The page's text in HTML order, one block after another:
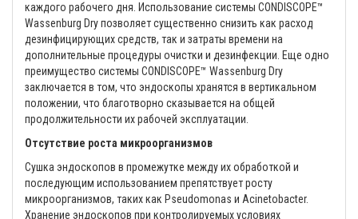
каждого рабочего дня. Использование системы CONDISCOPE™
Wassenburg Dry позволяет существенно снизить как расход
дезинфицирующих средств, так и затраты времени на
дополнительные процедуры очистки и дезинфекции. Еще одно
преимущество системы CONDISCOPE™ Wassenburg Dry
заключается в том, что эндоскопы хранятся в вертикальном
положении, что благотворно сказывается на общей
продолжительности их рабочей эксплуатации.
Отсутствие роста микроорганизмов
Сушка эндоскопов в промежутке между их обработкой и
последующим использованием препятствует росту
микроорганизмов, таких как Pseudomonas и Acinetobacter.
Хранение эндоскопов при контролируемых условиях